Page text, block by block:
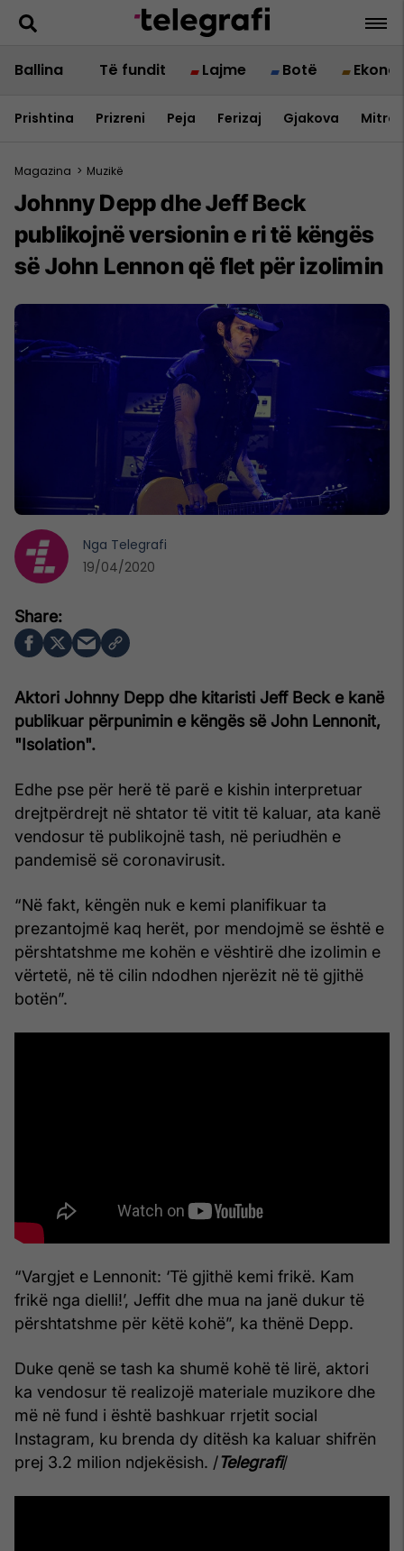
Ballina Të fundit Lajme Botë
Prishtina Prizreni Peja Ferizaj Gjakova
Magazina > Muzikë
Johnny Depp dhe Jeff Beck
publikojnë versionin e ri të këngës
së John Lennon që flet për izolimin
Aktori Johnny Depp dhe kitaristi Jeff Beck e kanë
publikuar përpunimin e këngës së John Lennonit,
"Isolation".
Edhe pse për herë të parë e kishin interpretuar
drejtpërdrejt në shtator të vitit të kaluar, ata kanë
vendosur të publikojnë tash, në periudhën e
pandemisë së coronavirusit.
“Në fakt, këngën nuk e kemi planifikuar ta
prezantojmë kaq herët, por mendojmë se është e
përshtatshme me kohën e vështirë dhe izolimin e
vërtetë, në të cilin ndodhen njerëzit në të gjithë
botën”.
“Vargjet e Lennonit: ‘Të gjithë kemi frikë. Kam
frikë nga dielli!’, Jeffit dhe mua na janë dukur të
përshtatshme për këtë kohë”, ka thënë Depp.
Duke qenë se tash ka shumë kohë të lirë, aktori
ka vendosur të realizojë materiale muzikore dhe
më në fund i është bashkuar rrjetit social
Instagram, ku brenda dy ditësh ka kaluar shifrën
prej 3.2 milion ndjekësish. /Telegrafi/
Nga Telegrafi
19/04/2020